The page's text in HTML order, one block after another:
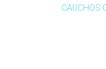
CAUCHOS